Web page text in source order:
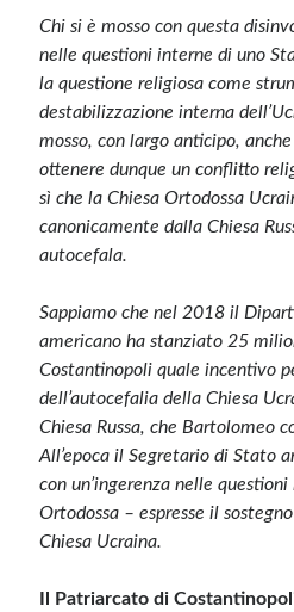
Chi si è mosso con questa
nelle questioni interne di uno
la questione religiosa come
destabilizzazione interna
mosso, con largo anticipo,
ottenere dunque un conflitto
sì che la Chiesa Ortodossa
canonicamente dalla Chiesa
autocefala.
Sappiamo che nel 2018 il
americano ha stanziato 25
Costantinopoli quale incentivo
dell’autocefalia della Chiesa
Chiesa Russa, che Bartolomeo
All’epoca il Segretario di Stato
con un’ingerenza nelle
Ortodossa – espresse il
Chiesa Ucraina.
Il Patriarcato di